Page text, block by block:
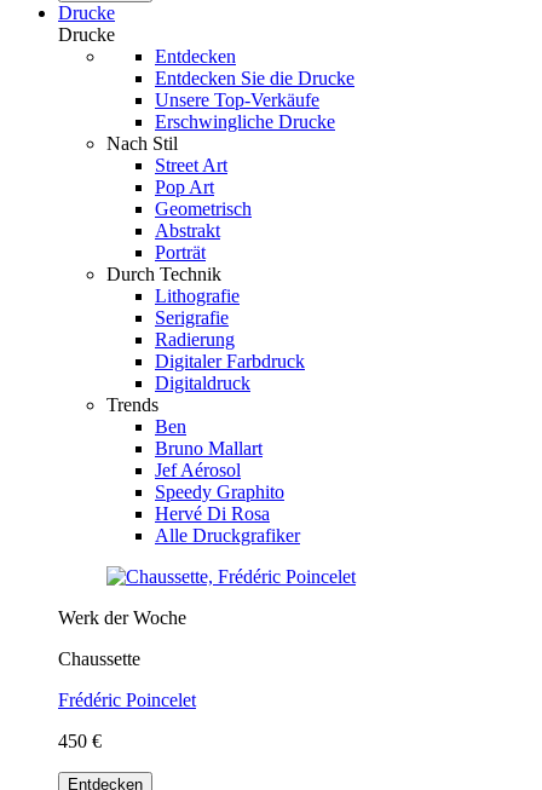
Drucke
Drucke
Entdecken
Entdecken Sie die Drucke
Unsere Top-Verkäufe
Erschwingliche Drucke
Nach Stil
Street Art
Pop Art
Geometrisch
Abstrakt
Porträt
Durch Technik
Lithografie
Serigrafie
Radierung
Digitaler Farbdruck
Digitaldruck
Trends
Ben
Bruno Mallart
Jef Aérosol
Speedy Graphito
Hervé Di Rosa
Alle Druckgrafiker
Werk der Woche
Chaussette
Frédéric Poincelet
450 €
Entdecken